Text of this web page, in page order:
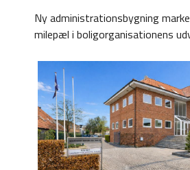
Ny administrationsbygning
milepæl i boligorganisationens